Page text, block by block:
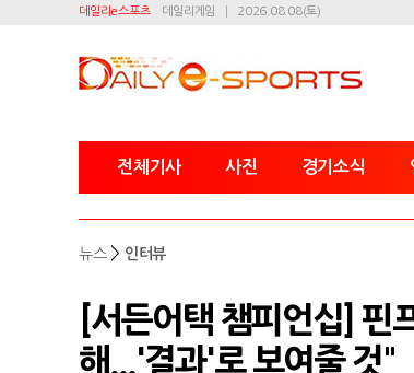
데일리e스포츠 데일리게임 2026.08.08(토)
전체기사 사진 경기소식
뉴스 > 인터뷰
[서든어택 챔피언십] 핀
해...'결과'로 보여줄 것"